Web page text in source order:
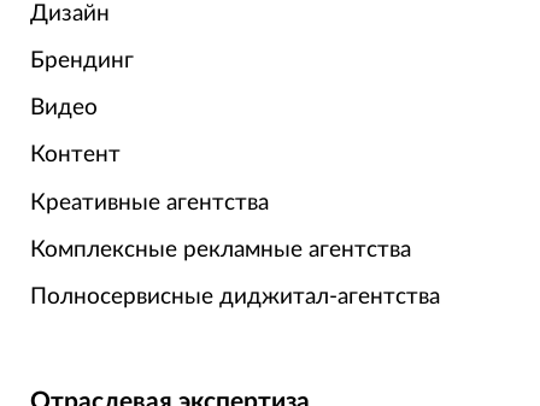
Дизайн
Брендинг
Видео
Контент
Креативные агентства
Комплексные рекламные агентства
Полносервисные диджитал-агентства